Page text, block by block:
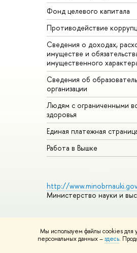
Мы используем файлы cookies для
персональных данных –здесь.
Фонд целевого капитала
Противодействие
Сведения о доходах,
имуществе и
имущественного
Сведения об
организации
Людям с ограниченными
здоровья
Единая платежная
Работа в Вышке
http://
Министерство науки и
© НИУ ВШЭ 1993–2026
Шрифты HSE Sans и HSE Slab